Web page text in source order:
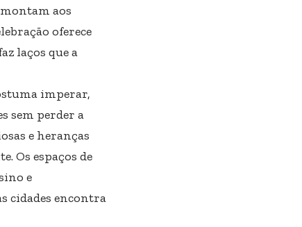
aos
oferece
laços que a
imperar,
sem perder a
e heranças
Os espaços de
e
cidades encontra